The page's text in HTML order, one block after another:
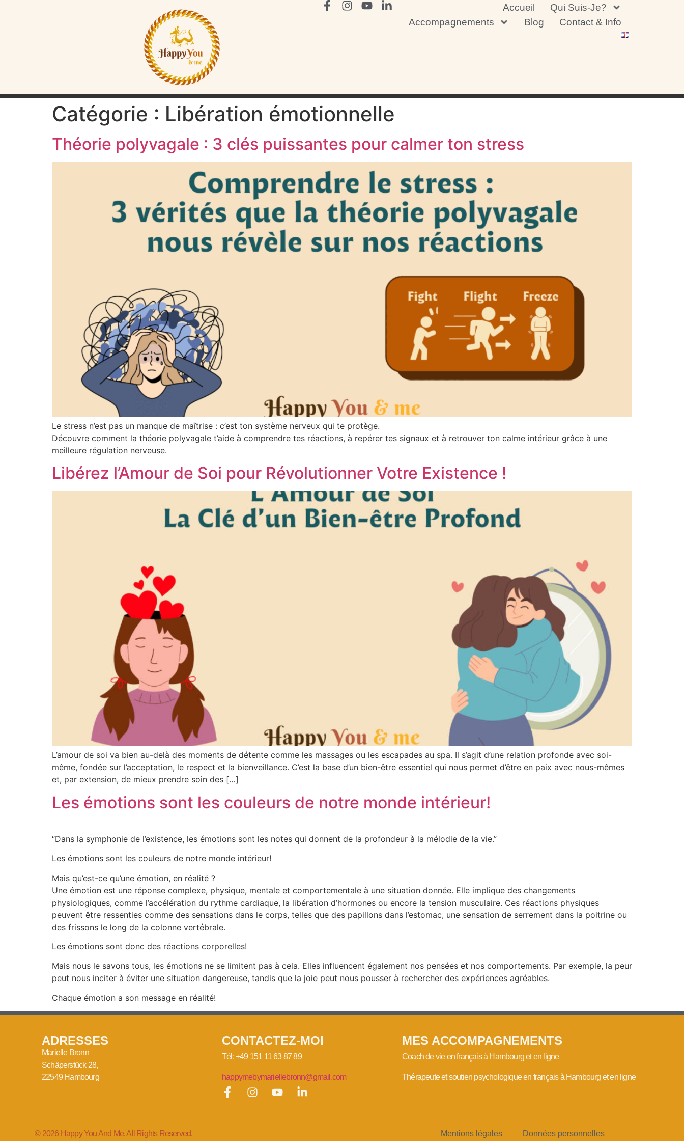
Accueil
Qui Suis-Je?
Accompagnements
Blog Contact & Info
Catégorie : Libération émotionnelle
Théorie polyvagale : 3 clés puissantes pour calmer ton stress
Le stress n’est pas un manque de maîtrise : c’est ton système nerveux qui te protège.
Découvre comment la théorie polyvagale t’aide à comprendre tes réactions, à repérer tes signaux et à retrouver ton calme intérieur grâce à une
meilleure régulation nerveuse.
Libérez l’Amour de Soi pour Révolutionner Votre Existence !
L’amour de soi va bien au-delà des moments de détente comme les massages ou les escapades au spa. Il s’agit d’une relation profonde avec soi-
même, fondée sur l’acceptation, le respect et la bienveillance. C’est la base d’un bien-être essentiel qui nous permet d’être en paix avec nous-mêmes
et, par extension, de mieux prendre soin des […]
Les émotions sont les couleurs de notre monde intérieur!
“Dans la symphonie de l’existence, les émotions sont les notes qui donnent de la profondeur à la mélodie de la vie.”
Les émotions sont les couleurs de notre monde intérieur!
Mais qu’est-ce qu’une émotion, en réalité ?
Une émotion est une réponse complexe, physique, mentale et comportementale à une situation donnée. Elle implique des changements
physiologiques, comme l’accélération du rythme cardiaque, la libération d’hormones ou encore la tension musculaire. Ces réactions physiques
peuvent être ressenties comme des sensations dans le corps, telles que des papillons dans l’estomac, une sensation de serrement dans la poitrine ou
des frissons le long de la colonne vertébrale.
Les émotions sont donc des réactions corporelles!
Mais nous le savons tous, les émotions ne se limitent pas à cela. Elles influencent également nos pensées et nos comportements. Par exemple, la peur
peut nous inciter à éviter une situation dangereuse, tandis que la joie peut nous pousser à rechercher des expériences agréables.
Chaque émotion a son message en réalité!
ADRESSES
Marielle Bronn
Schäperstück 28,
22549 Hambourg
CONTACTEZ-MOI
Tél: +49 151 11 63 87 89
happymebymariellebronn@gmail.com
MES ACCOMPAGNEMENTS
Coach de vie en français à Hambourg et en ligne
Thérapeute et soutien psychologique en français à Hambourg et en ligne
© 2026 Happy You And Me. All Rights Reserved. Mentions légales Données personnelles